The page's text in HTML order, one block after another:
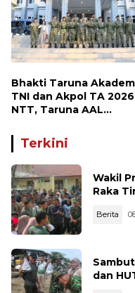
Bhakti Taruna
TNI dan Akpol TA
NTT, Taruna AAL
Terkini
Wakil
Raka
Berita
dan